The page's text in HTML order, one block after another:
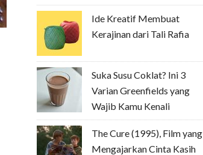
Ide Kreatif Membuat
Kerajinan dari Tali Rafia
Suka Susu Coklat? Ini 3
Varian Greenfields yang
Wajib Kamu Kenali
The Cure (1995), Film yang
Mengajarkan Cinta Kasih